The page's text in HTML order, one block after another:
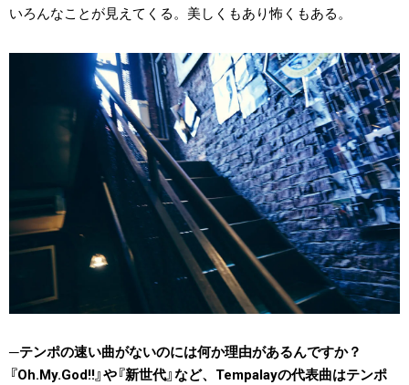
いろんなことが見えてくる。美しくもあり怖くもある。
テンポの速い曲がないのには何か理由があるんですか？
『Oh.My.God!!』や『新世代』など、Tempalayの代表曲はテンポ